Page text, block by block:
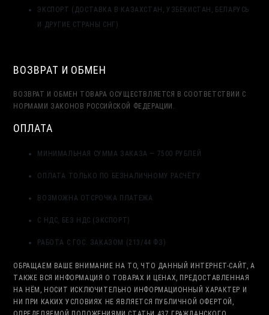
ЭКСПОРТ (ДОСТАВКА В КАЗАХСТАН, УЗБЕКИСТАН, БЕЛАРУСЬ
И ДРУГИЕ СТРАНЫ СНГ)
ВОЗВРАТ И ОБМЕН
ВОЗВРАТ И ОБМЕН ТОВАРА ОСУЩЕСТВЛЯЕТСЯ В СООТВЕТСТВИИ С
НОРМАМИ ЗАКОНОВ РОССИЙСКОЙ ФЕДЕРАЦИИ.
ОПЛАТА
МИНИМАЛЬНАЯ СУММА ЗАКАЗА — 7500 РУБЛЕЙ
ОПЛАТА ТОЛЬКО ПО БЕЗНАЛИЧНОМУ РАСЧЁТУ
ВОЗМОЖНА ОТСРОЧКА ПЛАТЕЖА
С НДС, БЕЗ НДС (ЭКСПОРТ)
РАБОТА С ГОС. ЗАКАЗОМ (213/44 ФЗ)
ОБРАЩАЕМ ВАШЕ ВНИМАНИЕ НА ТО, ЧТО ДАННЫЙ ИНТЕРНЕТ-САЙТ, А
ТАКЖЕ ВСЯ ИНФОРМАЦИЯ О ТОВАРАХ И ЦЕНАХ, ПРЕДОСТАВЛЕННАЯ
НА НЁМ, НОСИТ ИСКЛЮЧИТЕЛЬНО ИНФОРМАЦИОННЫЙ ХАРАКТЕР И
НИ ПРИ КАКИХ УСЛОВИЯХ НЕ ЯВЛЯЕТСЯ ПУБЛИЧНОЙ ОФЕРТОЙ,